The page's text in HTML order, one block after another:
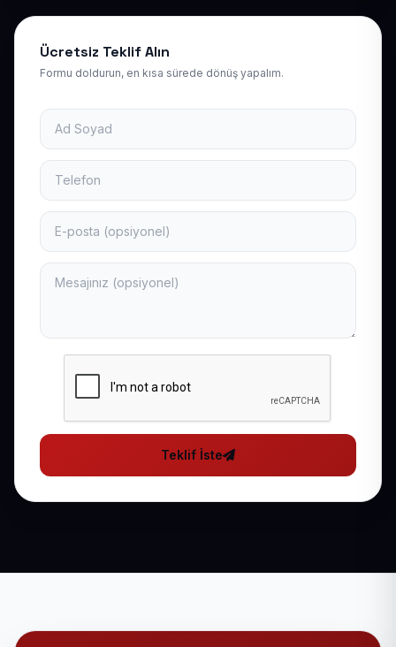
Ücretsiz Teklif Alın
Formu doldurun, en kısa sürede dönüş yapalım.
Teklif İste